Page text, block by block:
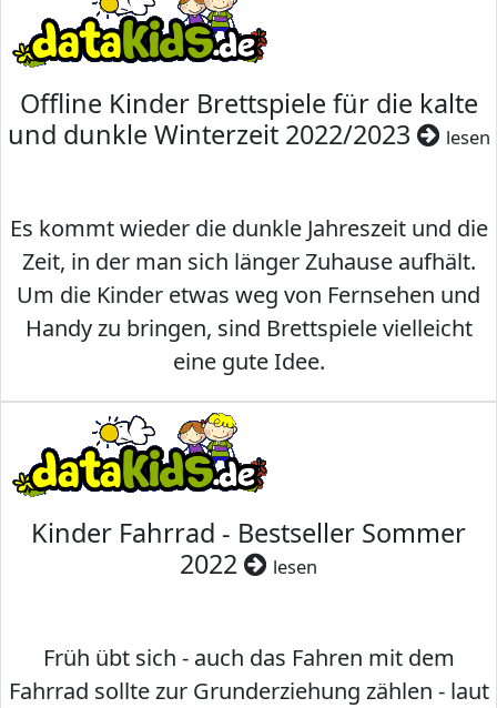
Offline Kinder Brettspiele für die kalte
und dunkle Winterzeit 2022/2023
lesen
Es kommt wieder die dunkle Jahreszeit und die
Zeit, in der man sich länger Zuhause aufhält.
Um die Kinder etwas weg von Fernsehen und
Handy zu bringen, sind Brettspiele vielleicht
eine gute Idee.
Kinder Fahrrad - Bestseller Sommer
2022
lesen
Früh übt sich - auch das Fahren mit dem
Fahrrad sollte zur Grunderziehung zählen - laut